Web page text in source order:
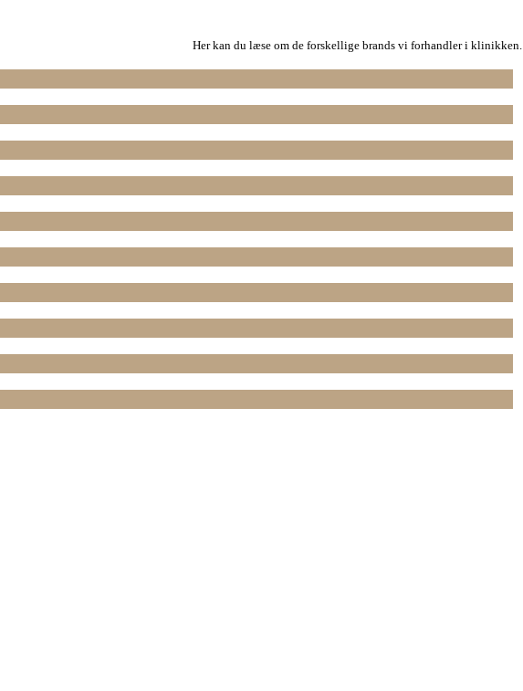
Her kan du læse om de forskellige brands vi forhandler i klinikken.